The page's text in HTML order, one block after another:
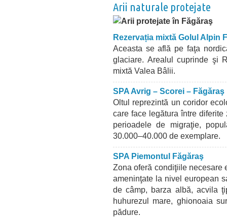
Arii naturale protejate
Rezervația mixtă Golul Alpin
Aceasta se află pe faţa
glaciare. Arealul cuprinde şi
mixtă Valea Bâlii.
SPA Avrig – Scorei – Făgăraş
Oltul reprezintă un coridor
care face legătura între
perioadele de migraţie,
30.000–40.000 de exemplare.
SPA Piemontul Făgăraş
Zona oferă condiţiile necesare
ameninţate la nivel european
de câmp, barza albă, acvila
huhurezul mare, ghionoaia
pădure.